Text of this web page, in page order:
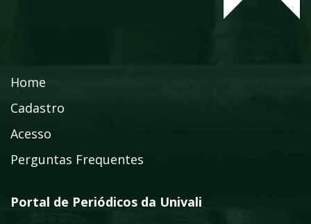
Home
Cadastro
Acesso
Perguntas Frequentes
Portal de Periódicos da Univali